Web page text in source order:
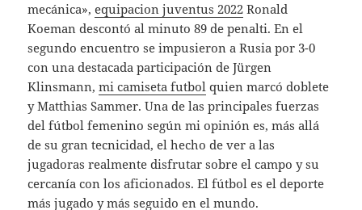
mecánica»,equipacion juventus 2022 Ronald
Koeman descontó al minuto 89 de penalti. En el
segundo encuentro se impusieron a Rusia por 3-0
con una destacada participación de Jürgen
Klinsmann,mi camiseta futbol quien marcó doblete
y Matthias Sammer. Una de las principales fuerzas
del fútbol femenino según mi opinión es, más allá
de su gran tecnicidad, el hecho de ver a las
jugadoras realmente disfrutar sobre el campo y su
cercanía con los aficionados. El fútbol es el deporte
más jugado y más seguido en el mundo.